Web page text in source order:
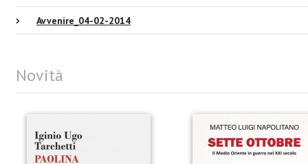
Avvenire_04-02-2014
Novità